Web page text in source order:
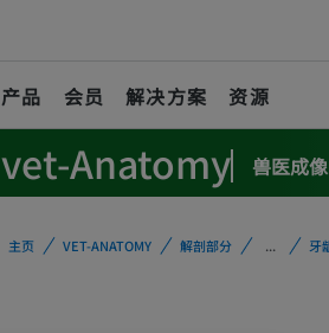
产品 会员 解决方案 资源
vet-Anatomy 兽医成像
主页 VET-ANATOMY 解剖部分 ... 牙